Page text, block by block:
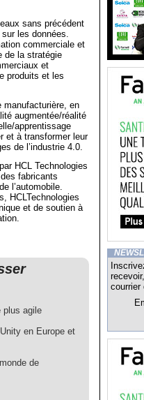
sans précédent
les données.
commerciale et
de la stratégie
et
produits et les
manufacturière, en
augmentée/réalité
apprentissage
et à transformer leur
de l’industrie 4.0.
HCL Technologies
fabricants
l’automobile.
HCLTechnologies
et de soutien à
plus agile
en Europe et
de
courrier